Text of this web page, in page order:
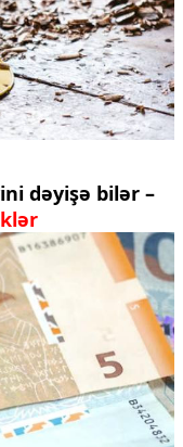
dəyişə bilər –